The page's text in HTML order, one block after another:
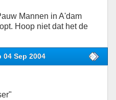
Mannen in A'dam
Hoop niet dat het de
Sep 2004